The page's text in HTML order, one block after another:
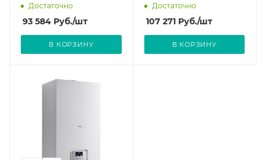
Достаточно
93 584 Руб./шт
В КОРЗИНУ
Достаточно
107 271Руб./шт
В КОРЗИНУ